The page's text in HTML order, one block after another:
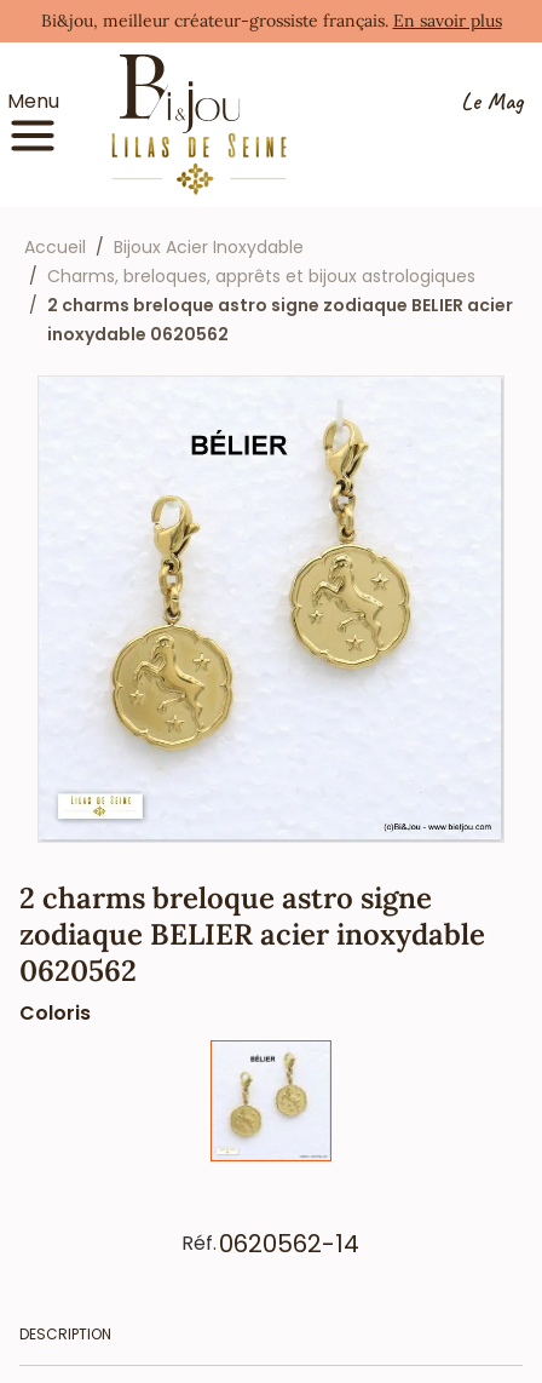
Bi&jou, meilleur créateur-grossiste français. En savoir plus
Menu Le Mag
Accueil
Bijoux Acier Inoxydable
Charms, breloques, apprêts et bijoux astrologiques
2 charms breloque astro signe zodiaque BELIER acier
inoxydable 0620562
2 charms breloque astro signe
zodiaque BELIER acier inoxydable
0620562
Coloris
Réf.0620562-14
DESCRIPTION